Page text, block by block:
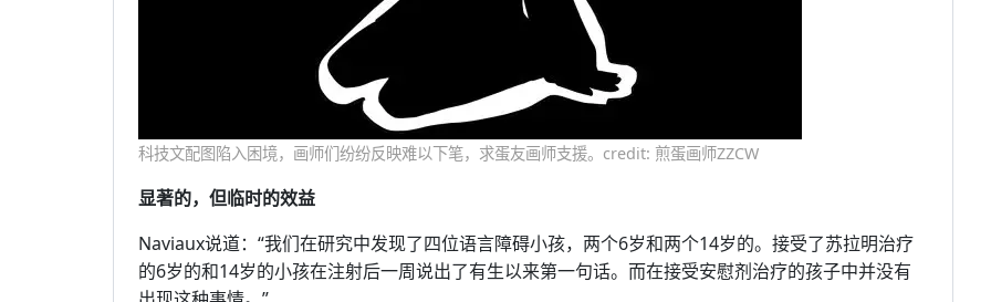
科技文配图陷入困境，画师们纷纷反映难以下笔，求蛋友画师支援。credit: 煎蛋画师ZZCW
显著的，但临时的效益
Naviaux说道：“我们在研究中发现了四位语言障碍小孩，两个6岁和两个14岁的。接受了苏拉明治疗
的6岁的和14岁的小孩在注射后一周说出了有生以来第一句话。而在接受安慰剂治疗的孩子中并没有